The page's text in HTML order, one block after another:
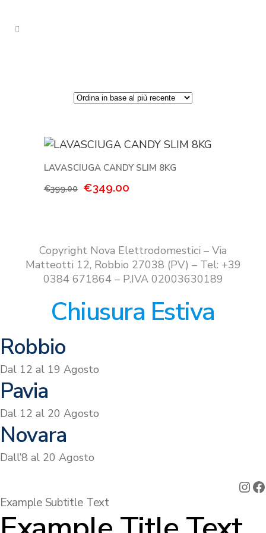
LAVASCIUGA CANDY SLIM 8KG
€399.00
Il
€399.00.
€349.00
€349.00.
Copyright Nova Elettrodomestici – Via
Matteotti 12, Robbio 27038 (PV) – Tel: +39
0384 671864 – P.IVA 02003630189
Chiusura Estiva
Robbio
Dal 12 al 19 Agosto
Pavia
Dal 12 al 20 Agosto
Novara
Dall’8 al 20 Agosto
Example Subtitle Text